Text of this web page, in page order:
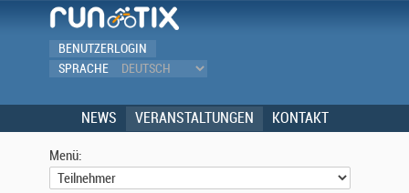
BENUTZERLOGIN
SPRACHE
NEWS VERANSTALTUNGEN KONTAKT
Menü: